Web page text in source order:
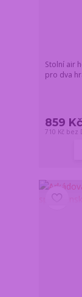
Stolní air
pro dva
859
710 Kč bez